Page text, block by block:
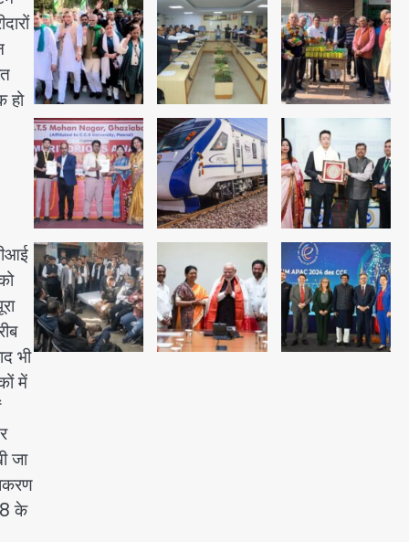
हो
भी
में
जा
के
5
रोहित चौधरी गैंग का कुख्यात बदमाश
राजस्थान से गिरफ्तार
Team JHJ
1
पुरा महादेव से बेटियों के स्वास्थ्य और
सुरक्षा का संदेश
Team JHJ
2
अब पहला स्थान हासिल करना लक्ष्य:
डीएम
Team JHJ